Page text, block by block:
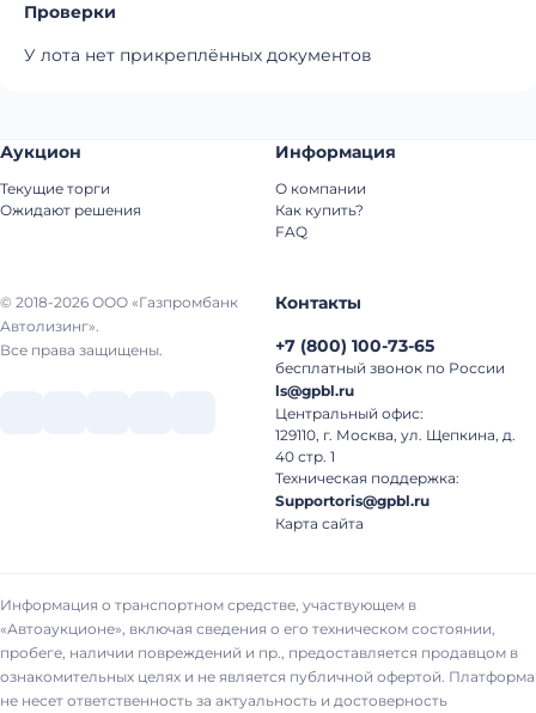
Проверки
У лота нет прикреплённых документов
© 2018-2026 ООО «Газпромбанк
Автолизинг».
Все права защищены.
Аукцион
Текущие торги
Ожидают решения
Информация
О компании
Как купить?
FAQ
Контакты
+7 (800) 100-73-65
бесплатный звонок по России
ls@gpbl.ru
Центральный офис:
129110, г. Москва, ул. Щепкина, д.
40 стр. 1
Техническая поддержка:
Supportoris@gpbl.ru
Карта сайта
Информация о транспортном средстве, участвующем в
«Автоаукционе», включая сведения о его техническом состоянии,
пробеге, наличии повреждений и пр., предоставляется продавцом в
ознакомительных целях и не является публичной офертой. Платформа
не несет ответственность за актуальность и достоверность